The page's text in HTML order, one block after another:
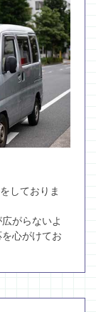
しておりま
がらないよ
心がけてお